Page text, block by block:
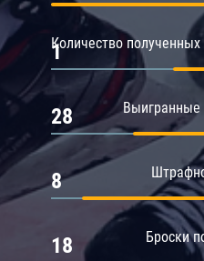
Количество
1
Выигранные
28
8
Броски
18